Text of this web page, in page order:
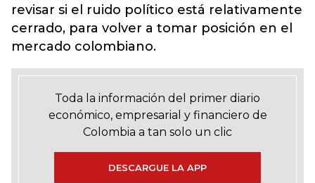
revisar si el ruido político está relativamente
cerrado, para volver a tomar posición en el
mercado colombiano.
Toda la información del primer diario
económico, empresarial y financiero de
Colombia a tan solo un clic
DESCARGUE LA APP